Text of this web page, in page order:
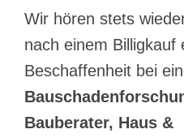
Wir hören stets
nach einem
Beschaffenheit bei
Bauberater, Haus &